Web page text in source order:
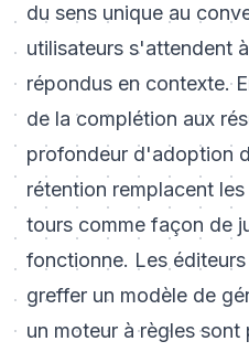
du sens unique au
utilisateurs s'attendent
répondus en contexte.
de la complétion aux
profondeur d'adoption
rétention remplacent
tours comme façon de
fonctionne. Les
greffer un modèle de
un moteur à règles sont